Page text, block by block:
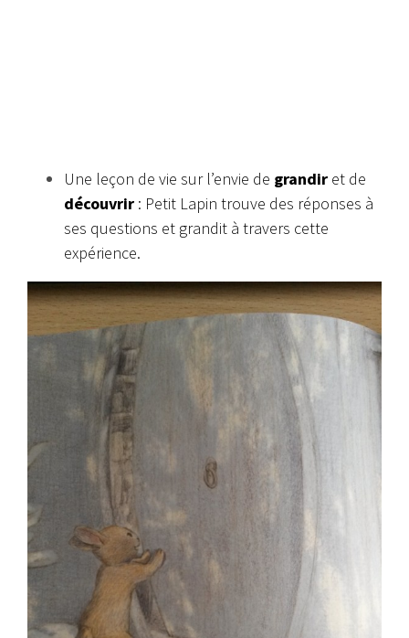
Une leçon de vie sur l’envie de grandir et de
découvrir : Petit Lapin trouve des réponses à
ses questions et grandit à travers cette
expérience.